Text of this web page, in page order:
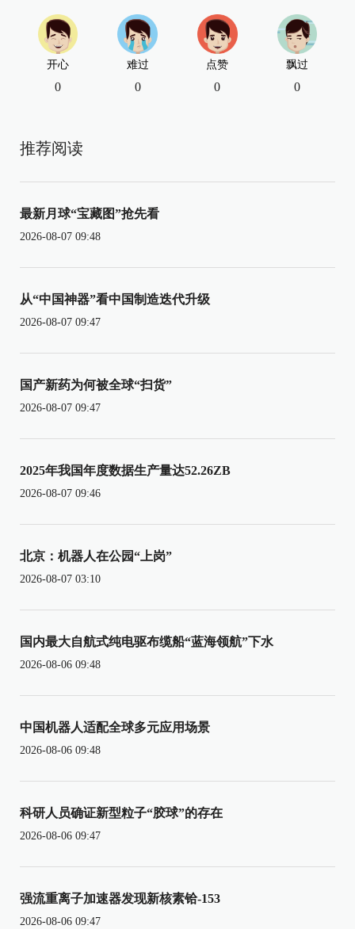
开心
0
难过
0
点赞
0
飘过
0
推荐阅读
最新月球“宝藏图”抢先看
2026-08-07 09:48
从“中国神器”看中国制造迭代升级
2026-08-07 09:47
国产新药为何被全球“扫货”
2026-08-07 09:47
2025年我国年度数据生产量达52.26ZB
2026-08-07 09:46
北京：机器人在公园“上岗”
2026-08-07 03:10
国内最大自航式纯电驱布缆船“蓝海领航”下水
2026-08-06 09:48
中国机器人适配全球多元应用场景
2026-08-06 09:48
科研人员确证新型粒子“胶球”的存在
2026-08-06 09:47
强流重离子加速器发现新核素铪-153
2026-08-06 09:47